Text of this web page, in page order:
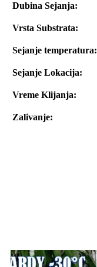
Dubina Sejanja:
Vrsta Substrata:
Sejanje temperatura:
Sejanje Lokacija:
Vreme Klijanja:
Zalivanje: